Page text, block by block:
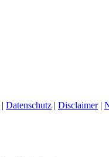
| Datenschutz | Disclaimer|